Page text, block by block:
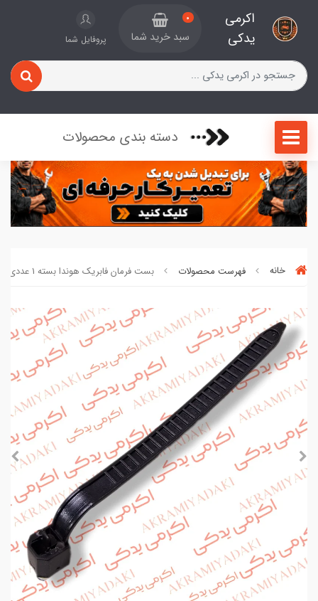
اکرمی
یدکی
0
سبد خرید شما پروفایل شما
دسته بندی محصولات
خانه فهرست محصولات بست فرمان فابریک هوندا بسته 1 عددی کد 16